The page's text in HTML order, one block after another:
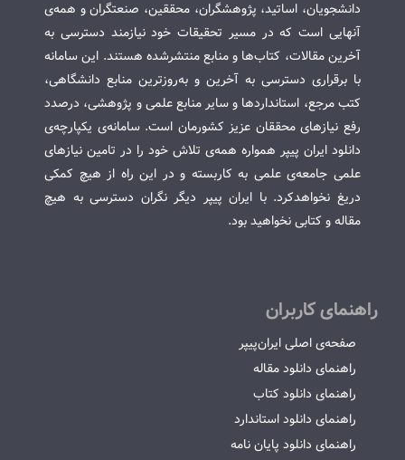
دانشجویان، اساتید، پژوهشگران، محققین، صنعتگران و همه‌ی
آنهایی است که در مسیر تحقیقات خود نیازمند دسترسی به
آخرین مقالات، کتاب‌ها و منابع منتشرشده هستند. این سامانه
با برقراری دسترسی به آخرین و به‌روزترین منابع دانشگاهی،
کتب مرجع، استانداردها و سایر منابع علمی و پژوهشی، درصدد
رفع نیازهای محققان عزیز کشورمان است. سامانه‌ی یکپارچه‌ی
دانلود ایران پیپر همواره همه‌ی تلاش خود را در تامین نیازهای
علمی جامعه‌ی علمی به کاربسته و در این راه از هیچ کمکی
دریغ نخواهدکرد. با ایران پیپر دیگر نگران دسترسی به هیچ
مقاله و کتابی نخواهید بود.
راهنمای کاربران
صفحه‌ی اصلی ایران‌پیپر
راهنمای دانلود مقاله
راهنمای دانلود کتاب
راهنمای دانلود استاندارد
راهنمای دانلود پایان نامه